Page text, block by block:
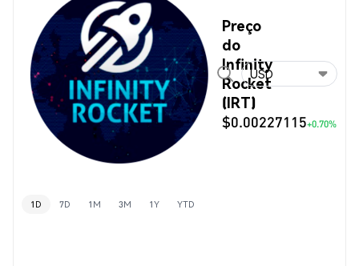
Preço
do
Infinity
Rocket
(IRT)
$0.00227115+0.70%
USD
1D 7D 1M 3M 1Y YTD